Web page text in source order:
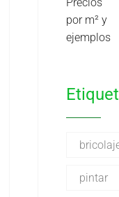
pintar